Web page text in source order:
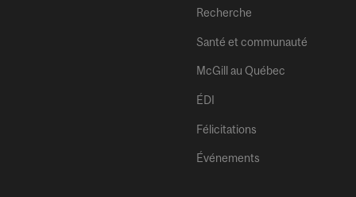
Recherche
Santé et communauté
McGill au Québec
ÉDI
Félicitations
Événements